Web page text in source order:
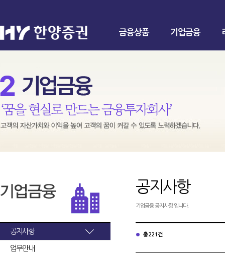
금융상품 기업금융
공지사항
업무안내
공지사항
기업금융 공지사항 입니다.
총 221건